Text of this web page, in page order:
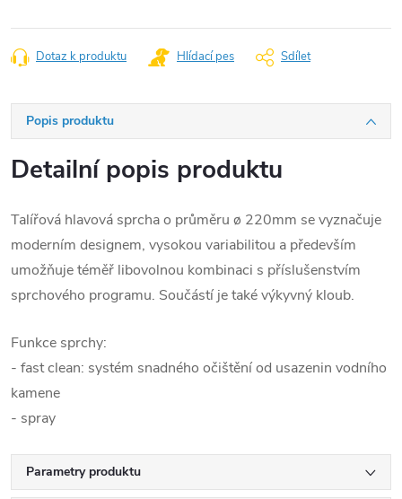
Dotaz k produktu Hlídací pes Sdílet
Popis produktu
Detailní popis produktu
Talířová hlavová sprcha o průměru ø 220mm se vyznačuje
moderním designem, vysokou variabilitou a především
umožňuje téměř libovolnou kombinaci s příslušenstvím
sprchového programu. Součástí je také výkyvný kloub.
Funkce sprchy:
- fast clean: systém snadného očištění od usazenin vodního
kamene
- spray
Parametry produktu